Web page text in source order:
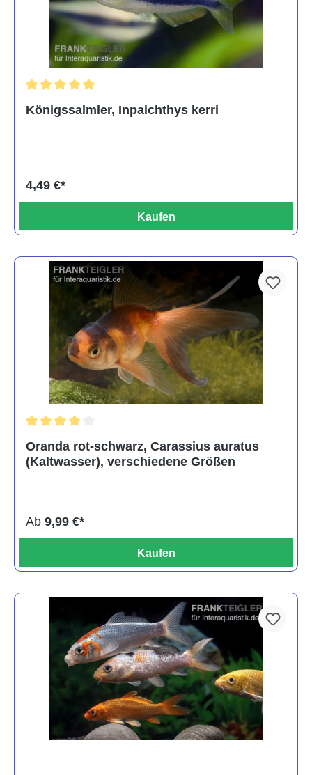
Königssalmler, Inpaichthys kerri
4,49 €*
Kaufen
Oranda rot-schwarz, Carassius auratus
(Kaltwasser), verschiedene Größen
Ab 9,99 €*
Kaufen